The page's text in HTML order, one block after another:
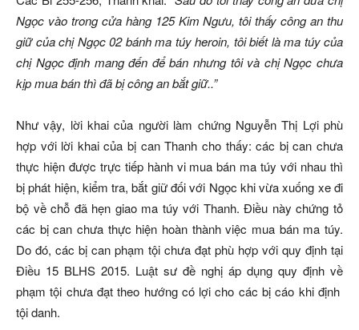
Ngọc vào trong cửa hàng 125 Kim Ngưu, tôi thấy công an thu
giữ của chị Ngọc 02 bánh ma túy heroin, tôi biết là ma túy của
chị Ngọc định mang đến để bán nhưng tôi và chị Ngọc chưa
kịp mua bán thì đã bị công an bắt giữ..”
Như vậy, lời khai của người làm chứng Nguyễn Thị Lợi phù
hợp với lời khai của bị can Thanh cho thấy: các bị can chưa
thực hiện được trực tiếp hành vi mua bán ma túy với nhau thì
bị phát hiện, kiểm tra, bắt giữ đối với Ngọc khi vừa xuống xe đi
bộ về chỗ đã hẹn giao ma túy với Thanh. Điều này chứng tỏ
các bị can chưa thực hiện hoàn thành việc mua bán ma túy.
Do đó, các bị can phạm tội chưa đạt phù hợp với quy định tại
Điều 15 BLHS 2015. Luật sư đề nghị áp dụng quy định về
phạm tội chưa đạt theo hướng có lợi cho các bị cáo khi định
tội danh.